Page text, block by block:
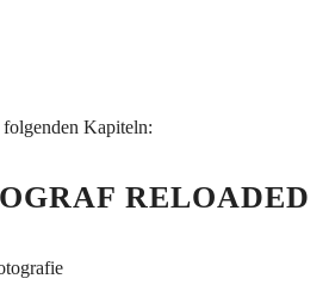
folgenden Kapiteln:
RELOADED